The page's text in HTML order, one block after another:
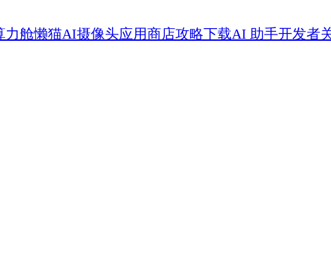
力舱懒猫AI摄像头应用商店攻略下载AI 助手开发者